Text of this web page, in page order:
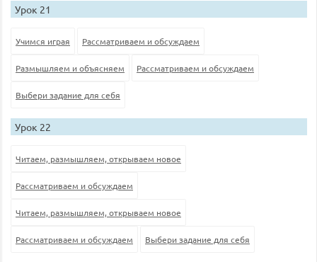
Урок 21
Учимся играя Рассматриваем и обсуждаем
Размышляем и объясняем Рассматриваем и обсуждаем
Выбери задание для себя
Урок 22
Читаем, размышляем, открываем новое
Рассматриваем и обсуждаем
Читаем, размышляем, открываем новое
Рассматриваем и обсуждаем Выбери задание для себя